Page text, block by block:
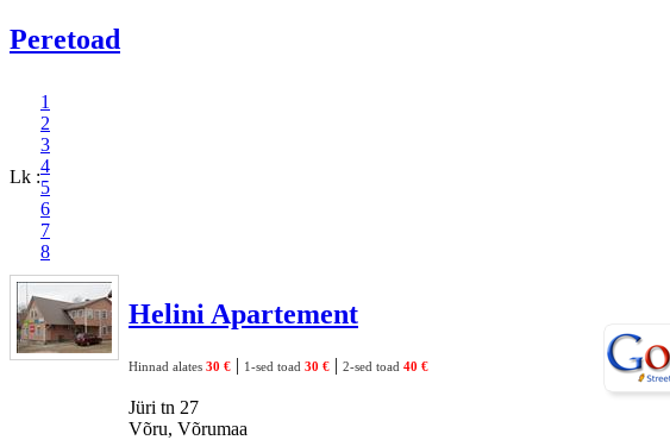
Peretoad
Lk :
1
2
3
4
5
6
7
8
Helini Apartement
Hinnad alates 30 € | 1-sed toad 30 € | 2-sed toad 40 €
Jüri tn 27
Võru, Võrumaa